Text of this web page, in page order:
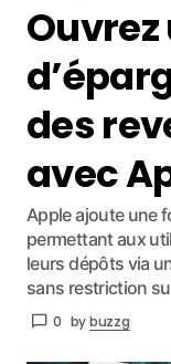
des
avec
Apple ajoute une
permettant aux
leurs dépôts via
sans restriction
0 bybuzzg